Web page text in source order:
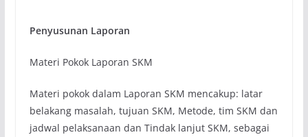
Penyusunan Laporan
Materi Pokok Laporan SKM
Materi pokok dalam Laporan SKM mencakup: latar
belakang masalah, tujuan SKM, Metode, tim SKM dan
jadwal pelaksanaan dan Tindak lanjut SKM, sebagai